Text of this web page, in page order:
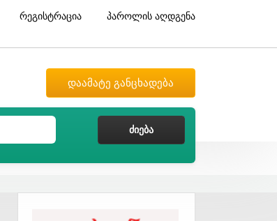
რეგისტრაცია პაროლის აღდგენა
დაამატე განცხადება